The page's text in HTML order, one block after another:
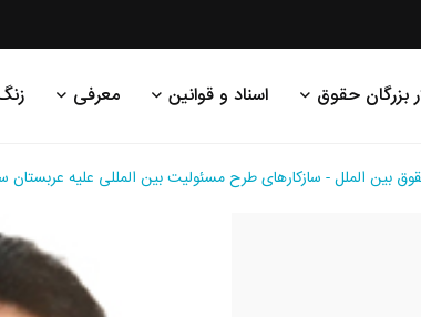
بزرگان حقوق اسناد و قوانین معرفی
بین الملل - سازکارهای طرح مسئولیت بین المللی علیه عربستان